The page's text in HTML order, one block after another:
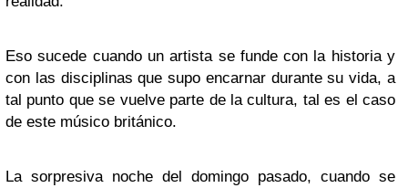
Eso sucede cuando un artista se funde con la historia y
con las disciplinas que supo encarnar durante su vida, a
tal punto que se vuelve parte de la cultura, tal es el caso
de este músico británico.
La sorpresiva noche del domingo pasado, cuando se